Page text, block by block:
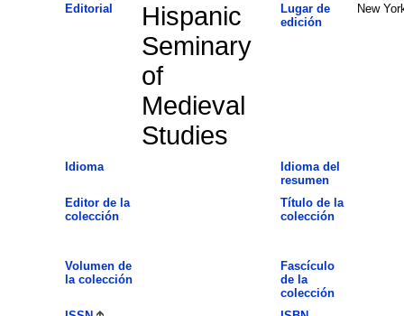
Editorial
Hispanic
Seminary
of
Medieval
Studies
Lugar de
edición
New
Idioma
Idioma del
resumen
Editor de la
colección
Título de la
colección
Volumen de
la colección
Fascículo
de la
colección